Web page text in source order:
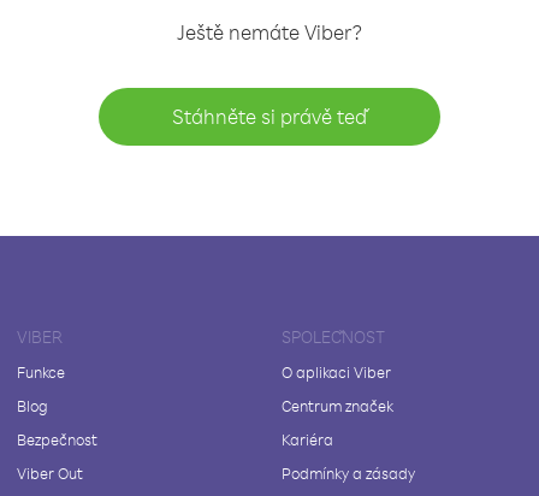
Ještě nemáte Viber?
Stáhněte si právě teď
VIBER
Funkce
Blog
Bezpečnost
Viber Out
SPOLEČNOST
O aplikaci Viber
Centrum značek
Kariéra
Podmínky a zásady